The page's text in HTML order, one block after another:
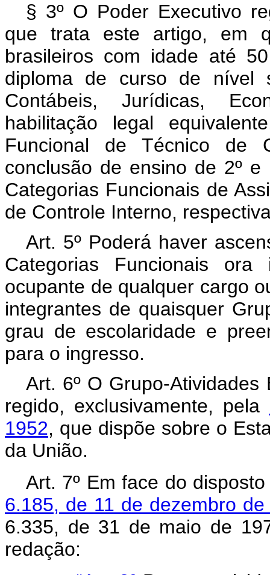
§ 3º O Poder Executivo
que trata este artigo, em
brasileiros com idade até
diploma de curso de nível
Contábeis, Jurídicas,
habilitação legal
Funcional de Técnico de
conclusão de ensino de 2º
Categorias Funcionais de
de Controle Interno,
Art. 5º Poderá haver
Categorias Funcionais
ocupante de qualquer cargo
integrantes de quaisquer
grau de escolaridade e
para o ingresso.
Art. 6º O Grupo-
regido, exclusivamente, pela
1952, que dispõe sobre o
da União.
Art. 7º Em face do
6.185, de 11 de dezembro de
6.335, de 31 de maio de
redação: